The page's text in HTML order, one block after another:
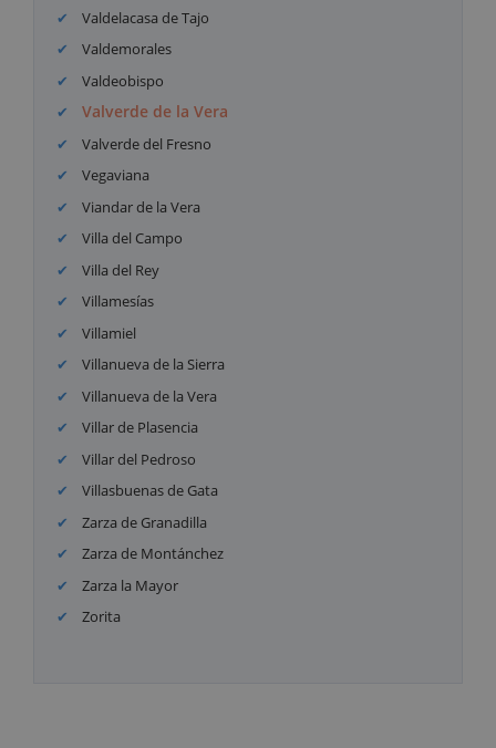
Valdelacasa de Tajo
Valdemorales
Valdeobispo
Valverde de la Vera
Valverde del Fresno
Vegaviana
Viandar de la Vera
Villa del Campo
Villa del Rey
Villamesías
Villamiel
Villanueva de la Sierra
Villanueva de la Vera
Villar de Plasencia
Villar del Pedroso
Villasbuenas de Gata
Zarza de Granadilla
Zarza de Montánchez
Zarza la Mayor
Zorita